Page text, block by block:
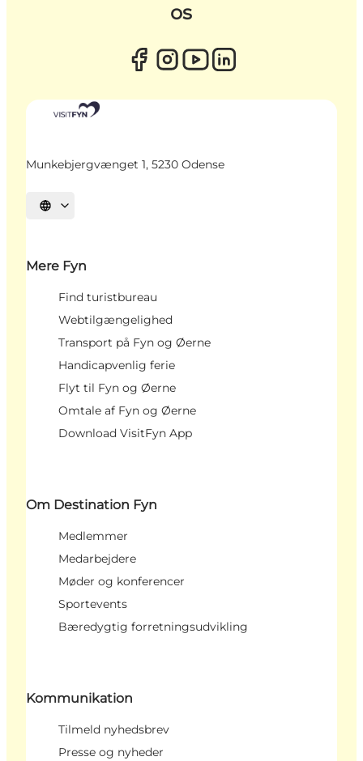
os
Munkebjergvænget 1, 5230 Odense
Vælg sprog
Mere Fyn
Find turistbureau
Webtilgængelighed
Transport på Fyn og Øerne
Handicapvenlig ferie
Flyt til Fyn og Øerne
Omtale af Fyn og Øerne
Download VisitFyn App
Om Destination Fyn
Medlemmer
Medarbejdere
Møder og konferencer
Sportevents
Bæredygtig forretningsudvikling
Kommunikation
Tilmeld nyhedsbrev
Presse og nyheder